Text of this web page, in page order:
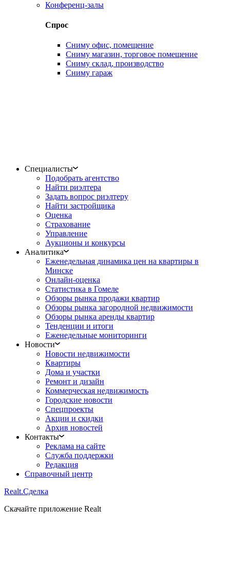
Конференц-залы
Спрос
Сниму офис, помещение
Сниму магазин, торговое помещение
Сниму склад, производство
Сниму гараж
Специалисты
Подобрать агентство
Найти риэлтера
Задать вопрос риэлтеру
Найти застройщика
Оценка
Страхование
Управление
Аукционы и конкурсы
Аналитика
Еженедельная динамика цен на квартиры в
Минске
Онлайн-оценка
Статистика в Гомеле
Обзоры рынка продажи квартир
Обзоры рынка загородной недвижимости
Обзоры рынка аренды квартир
Тенденции и итоги
Еженедельные мониторинги
Новости
Новости недвижимости
Квартиры
Дома и участки
Ремонт и дизайн
Коммерческая недвижимость
Городские новости
Спецпроекты
Акции и скидки
Архив новостей
Контакты
Реклама на сайте
Служба поддержки
Редакция
Справочный центр
Realt.Сделка
Скачайте приложение Realt